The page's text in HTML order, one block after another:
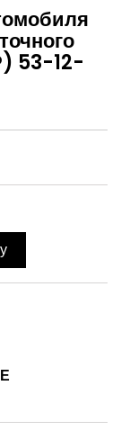
53-12-